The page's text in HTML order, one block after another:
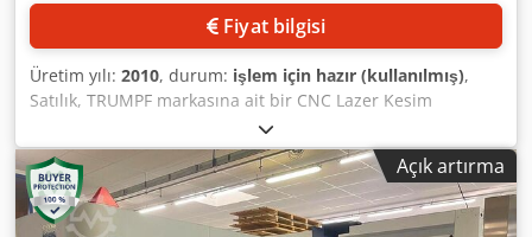
Fiyat bilgisi
Üretim yılı: 2010, durum: işlem için hazır (kullanılmış),
Satılık, TRUMPF markasına ait bir CNC Lazer Kesim
Makinesi bulunmaktadır. Lazer gücü: yaklaşık 3000W (3kW),
iş alanı: X/Y/Z 3000mm/1500mm/115mm. Ayrıca, 2015
model uyumlu bir Liftmaster da sunulmakta olup, bu
ekipman ayrı olarak da satın alınabilir. Dedsxxa Ucopfx
Afgokr
Açık artırma